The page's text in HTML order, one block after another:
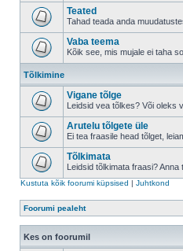
Teated
Tahad teada anda
Vaba teema
Kõik see, mis mujale ei taha
Tõlkimine
Vigane tõlge
Leidsid vea tõlkes? Või oleks
Arutelu tõlgete üle
Ei tea fraasile head tõlget,
Tõlkimata
Leidsid tõlkimata fraasi? Anna
Kustuta kõik foorumi küpsised | Juhtkond
Foorumi pealeht
Kes on foorumil